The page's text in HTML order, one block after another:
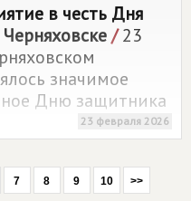
в честь Дня
/23
значимое
Дню защитника
23 февраля 2026
7 8 9 10 >>